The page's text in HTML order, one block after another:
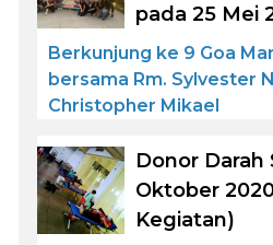
pada 25 Mei
Berkunjung ke 9 Goa
bersama Rm. Sylvester
Christopher Mikael
Donor Darah
Oktober
Kegiatan)